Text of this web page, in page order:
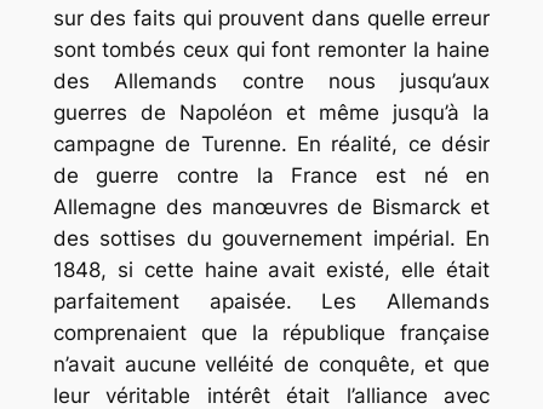
sur des faits qui prouvent dans quelle erreur
sont tombés ceux qui font remonter la haine
des Allemands contre nous jusqu’aux
guerres de Napoléon et même jusqu’à la
campagne de Turenne. En réalité, ce désir
de guerre contre la France est né en
Allemagne des manœuvres de Bismarck et
des sottises du gouvernement impérial. En
1848, si cette haine avait existé, elle était
parfaitement apaisée. Les Allemands
comprenaient que la république française
n’avait aucune velléité de conquête, et que
leur véritable intérêt était l’alliance avec